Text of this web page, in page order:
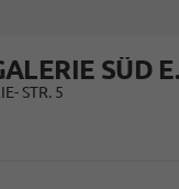
SÜD
STR. 5